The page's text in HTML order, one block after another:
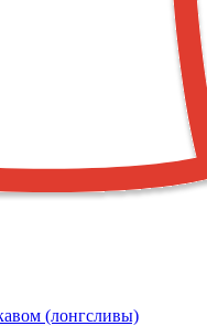
(лонгсливы)